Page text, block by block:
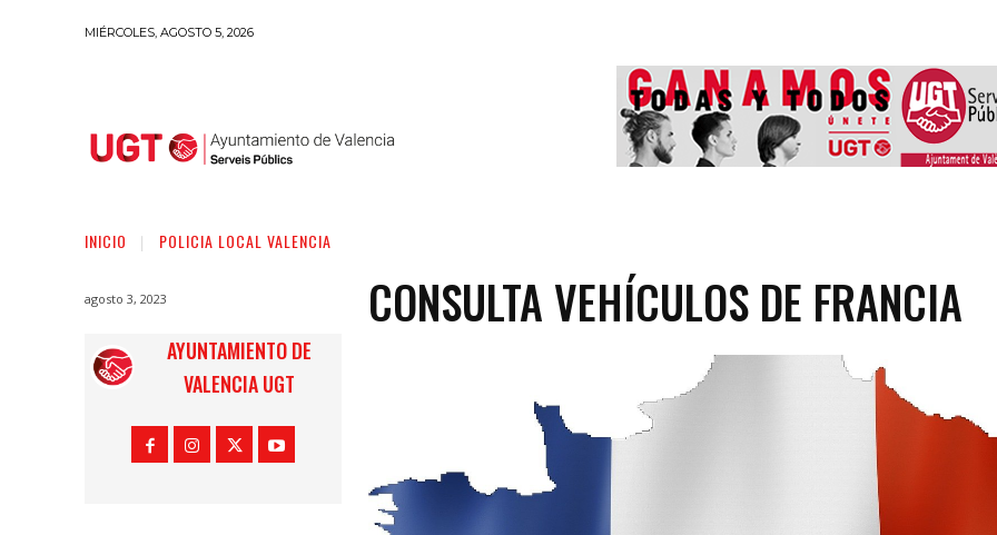
MIÉRCOLES, AGOSTO 5, 2026
INICIO POLICIA LOCAL VALENCIA
agosto 3, 2023
AYUNTAMIENTO DE
VALENCIA UGT
CONSULTA VEHÍCULOS DE FRANCIA